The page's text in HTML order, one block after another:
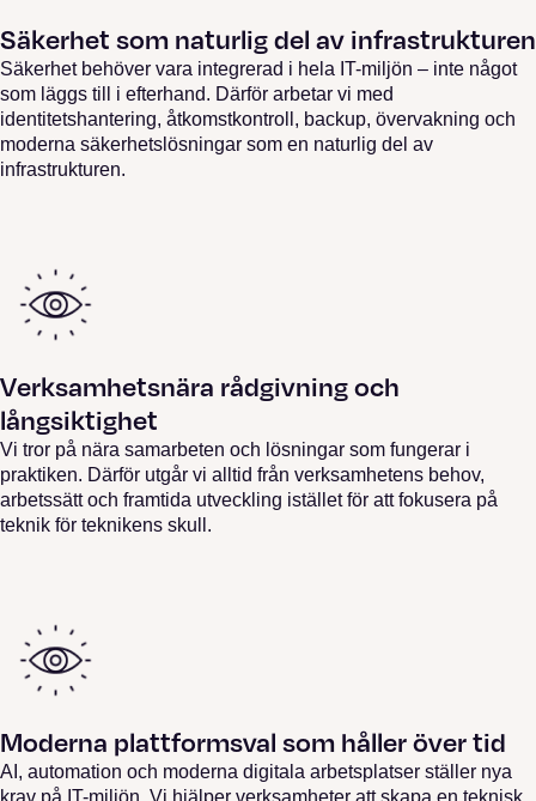
Säkerhet som naturlig del av infrastrukturen
Säkerhet behöver vara integrerad i hela IT-miljön – inte något
som läggs till i efterhand. Därför arbetar vi med
identitetshantering, åtkomstkontroll, backup, övervakning och
moderna säkerhetslösningar som en naturlig del av
infrastrukturen.
Verksamhetsnära rådgivning och
långsiktighet
Vi tror på nära samarbeten och lösningar som fungerar i
praktiken. Därför utgår vi alltid från verksamhetens behov,
arbetssätt och framtida utveckling istället för att fokusera på
teknik för teknikens skull.
Moderna plattformsval som håller över tid
AI, automation och moderna digitala arbetsplatser ställer nya